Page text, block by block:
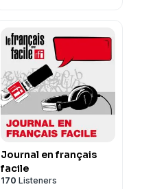
Journal en français
facile
170 Listeners